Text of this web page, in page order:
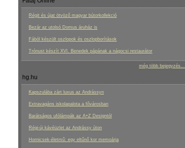
Régit és újat ötvöző magyar bútorkollekció
Bezár az utolsó Domus áruház is
Fából készült oszlopok és oszlopborítások
Trónust készít XVI. Benedek pápának a nágocsi restaurátor
még több bejegyzés...
hg.hu
Kapszulába zárt luxus az Andrássyn
Extravagáns iskolapalota a fővárosban
Barátságos ufólámpák az A+Z Designtól
Régi-új kávéüzlet az Andrássy úton
Hornicsek-életmű: egy eltűnő kor memoárja